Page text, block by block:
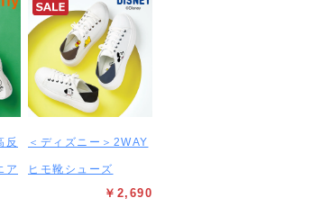
反
ア
＜ディズニー＞2WAY
ヒモ靴シューズ
￥2,690